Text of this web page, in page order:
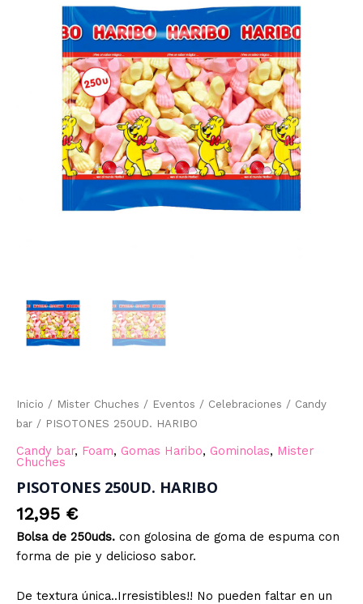
Inicio / Mister Chuches / Eventos / Celebraciones / Candy
bar / PISOTONES 250UD. HARIBO
Candy bar, Foam, Gomas Haribo, Gominolas, Mister
Chuches
PISOTONES 250UD. HARIBO
12,95 €
Bolsa de 250uds. con golosina de goma de espuma con
forma de pie y delicioso sabor.
De textura única..Irresistibles!! No pueden faltar en un